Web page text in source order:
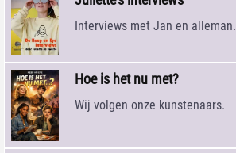
Interviews met Jan en alleman.
Hoe is het nu met?
Wij volgen onze kunstenaars.